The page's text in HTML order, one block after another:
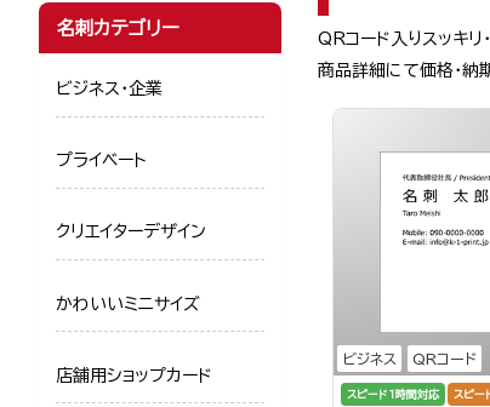
QRコード入りスッキ
商品詳細にて価格・納
ビジネス QRコード
スピード1時間対応 スピー
名刺カテゴリー
ビジネス・企業
プライベート
クリエイターデザイン
かわいいミニサイズ
店舗用ショップカード